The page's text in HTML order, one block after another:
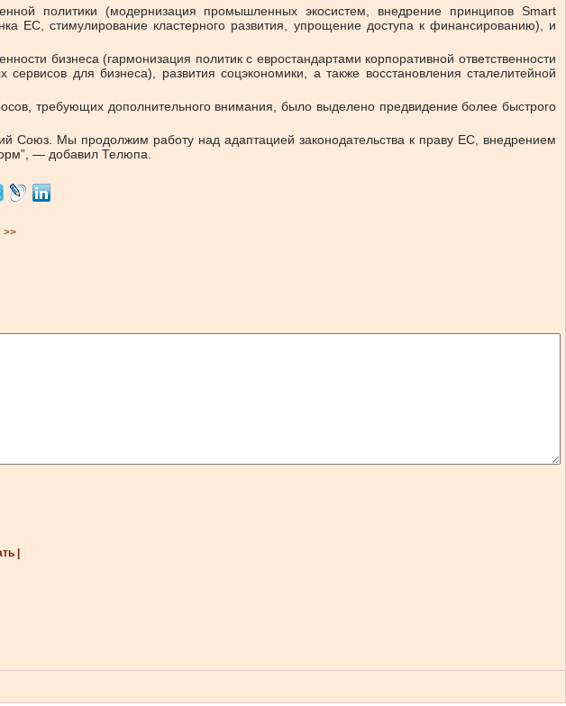
политики (модернизация промышленных экосистем, внедрение принципов Smart
ЕС, стимулирование кластерного развития, упрощение доступа к финансированию), и
бизнеса (гармонизация политик с евростандартами корпоративной ответственности
для бизнеса), развития соцэкономики, а также восстановления сталелитейной
требующих дополнительного внимания, было выделено предвидение более быстрого
Союз. Мы продолжим работу над адаптацией законодательства к праву ЕС, внедрением
— добавил Телюпа.
>>
|